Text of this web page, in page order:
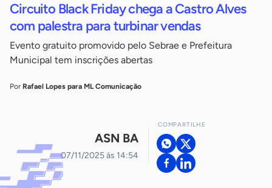
Circuito Black Friday chega a Castro Alves
com palestra para turbinar vendas
Evento gratuito promovido pelo Sebrae e Prefeitura
Municipal tem inscrições abertas
Por Rafael Lopes para ML Comunicação
ASN BA
07/11/2025 às 14:54
COMPARTILHE